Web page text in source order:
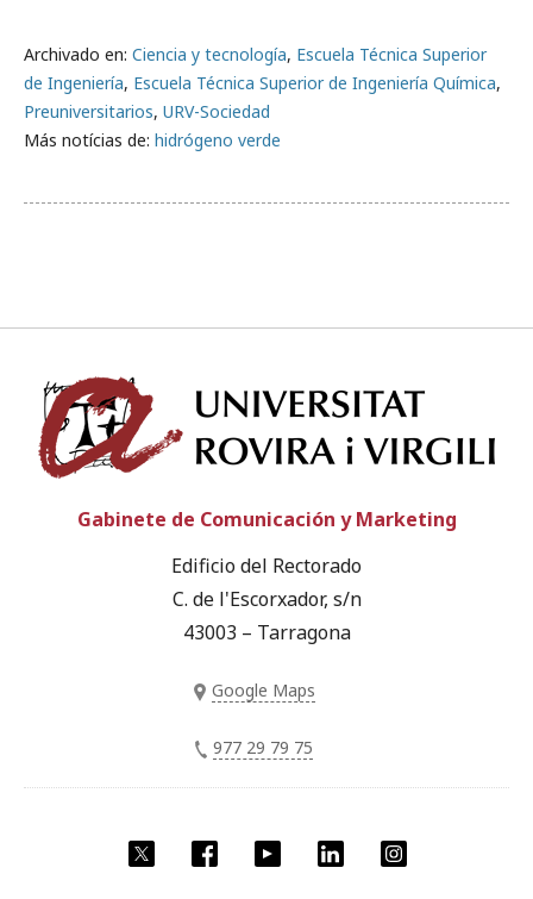
Archivado en: Ciencia y tecnología, Escuela Técnica Superior
de Ingeniería, Escuela Técnica Superior de Ingeniería Química,
Preuniversitarios, URV-Sociedad
Más notícias de: hidrógeno verde
Twitter Facebook YouTube LinkedIn
Gabinete de Comunicación y Marketing
Edificio del Rectorado
C. de l'Escorxador, s/n
43003 – Tarragona
Google Maps
977 29 79 75